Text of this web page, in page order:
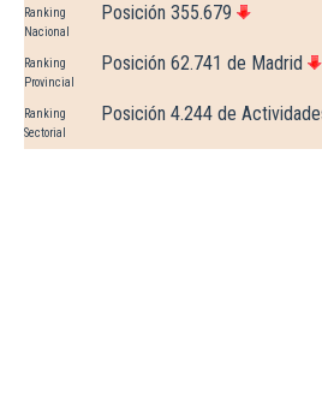
Ranking
Nacional
Posición 355.679
Ranking
Provincial
Posición 62.741 de Madrid
Ranking
Sectorial
Posición 4.244 de